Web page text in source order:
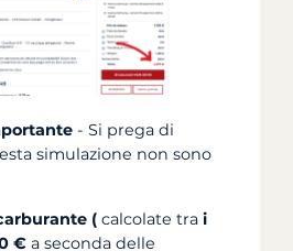
- Si prega di
simulazione non sono
( calcolate tra i
€ a seconda delle